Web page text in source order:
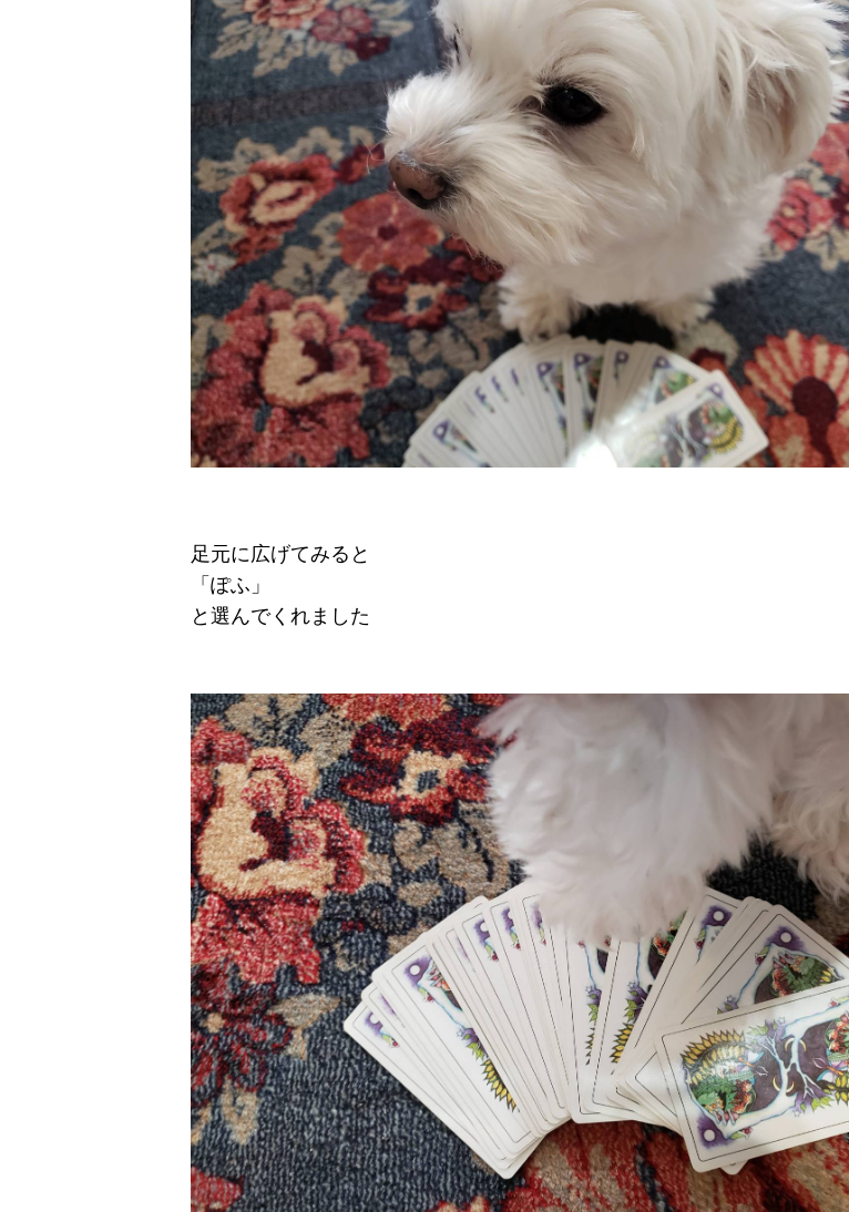
足元に広げてみると
「ぽふ」
と選んでくれました